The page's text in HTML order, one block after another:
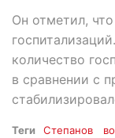
Он отметил,
количество
в сравнении с
Теги Степанов